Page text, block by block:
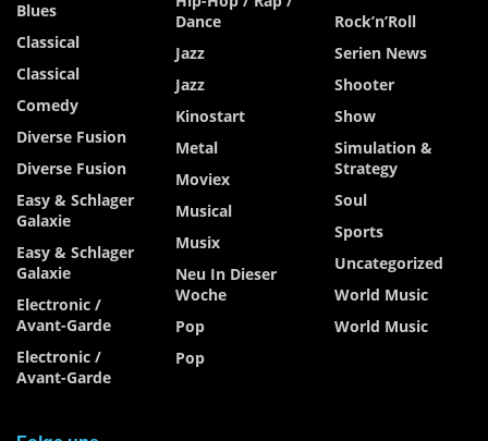
Blues
Classical
Classical
Comedy
Diverse Fusion
Diverse Fusion
Easy & Schlager
Galaxie
Easy & Schlager
Galaxie
Electronic /
Avant-Garde
Electronic /
Avant-Garde
Dance
Jazz
Jazz
Kinostart
Metal
Moviex
Musical
Musix
Neu In Dieser
Woche
Pop
Pop
Rock’n’Roll
Serien News
Shooter
Show
Simulation &
Strategy
Soul
Sports
Uncategorized
World Music
World Music